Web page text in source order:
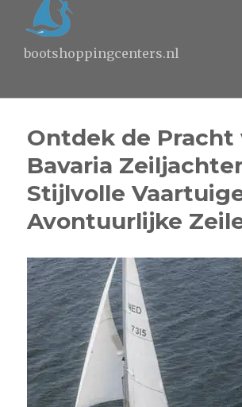
bootshoppingcenters.nl
Ontdek de Pracht
Bavaria
Stijlvolle
Avontuurlijke